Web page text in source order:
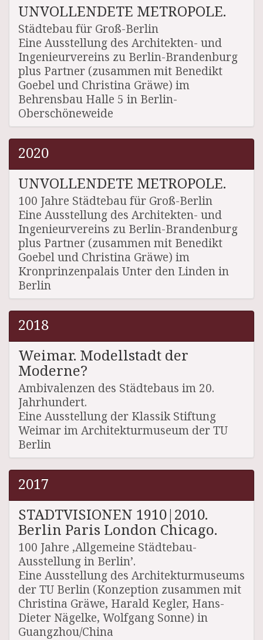
UNVOLLENDETE METROPOLE.
Städtebau für Groß-Berlin
Eine Ausstellung des Architekten- und
Ingenieurvereins zu Berlin-Brandenburg
plus Partner (zusammen mit Benedikt
Goebel und Christina Gräwe) im
Behrensbau Halle 5 in Berlin-
Oberschöneweide
2020
UNVOLLENDETE METROPOLE.
100 Jahre Städtebau für Groß-Berlin
Eine Ausstellung des Architekten- und
Ingenieurvereins zu Berlin-Brandenburg
plus Partner (zusammen mit Benedikt
Goebel und Christina Gräwe) im
Kronprinzenpalais Unter den Linden in
Berlin
2018
Weimar. Modellstadt der
Moderne?
Ambivalenzen des Städtebaus im 20.
Jahrhundert.
Eine Ausstellung der Klassik Stiftung
Weimar im Architekturmuseum der TU
Berlin
2017
STADTVISIONEN 1910|2010.
Berlin Paris London Chicago.
100 Jahre ‚Allgemeine Städtebau-
Ausstellung in Berlin’.
Eine Ausstellung des Architekturmuseums
der TU Berlin (Konzeption zusammen mit
Christina Gräwe, Harald Kegler, Hans-
Dieter Nägelke, Wolfgang Sonne) in
Guangzhou/China